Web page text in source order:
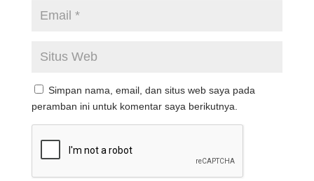
Simpan nama, email, dan situs web saya pada
peramban ini untuk komentar saya berikutnya.